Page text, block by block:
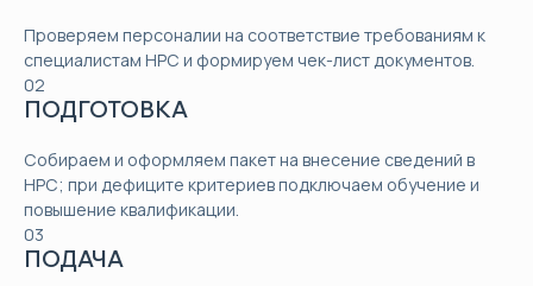
Проверяем персоналии на соответствие требованиям к
специалистам НРС и формируем чек-лист документов.
02
ПОДГОТОВКА
Собираем и оформляем пакет на внесение сведений в
НРС; при дефиците критериев подключаем обучение и
повышение квалификации.
03
ПОДАЧА